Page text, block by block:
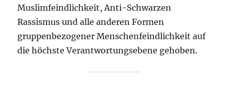
Muslimfeindlichkeit, Anti-Schwarzen
Rassismus und alle anderen Formen
gruppenbezogener Menschenfeindlichkeit auf
die höchste Verantwortungsebene gehoben.